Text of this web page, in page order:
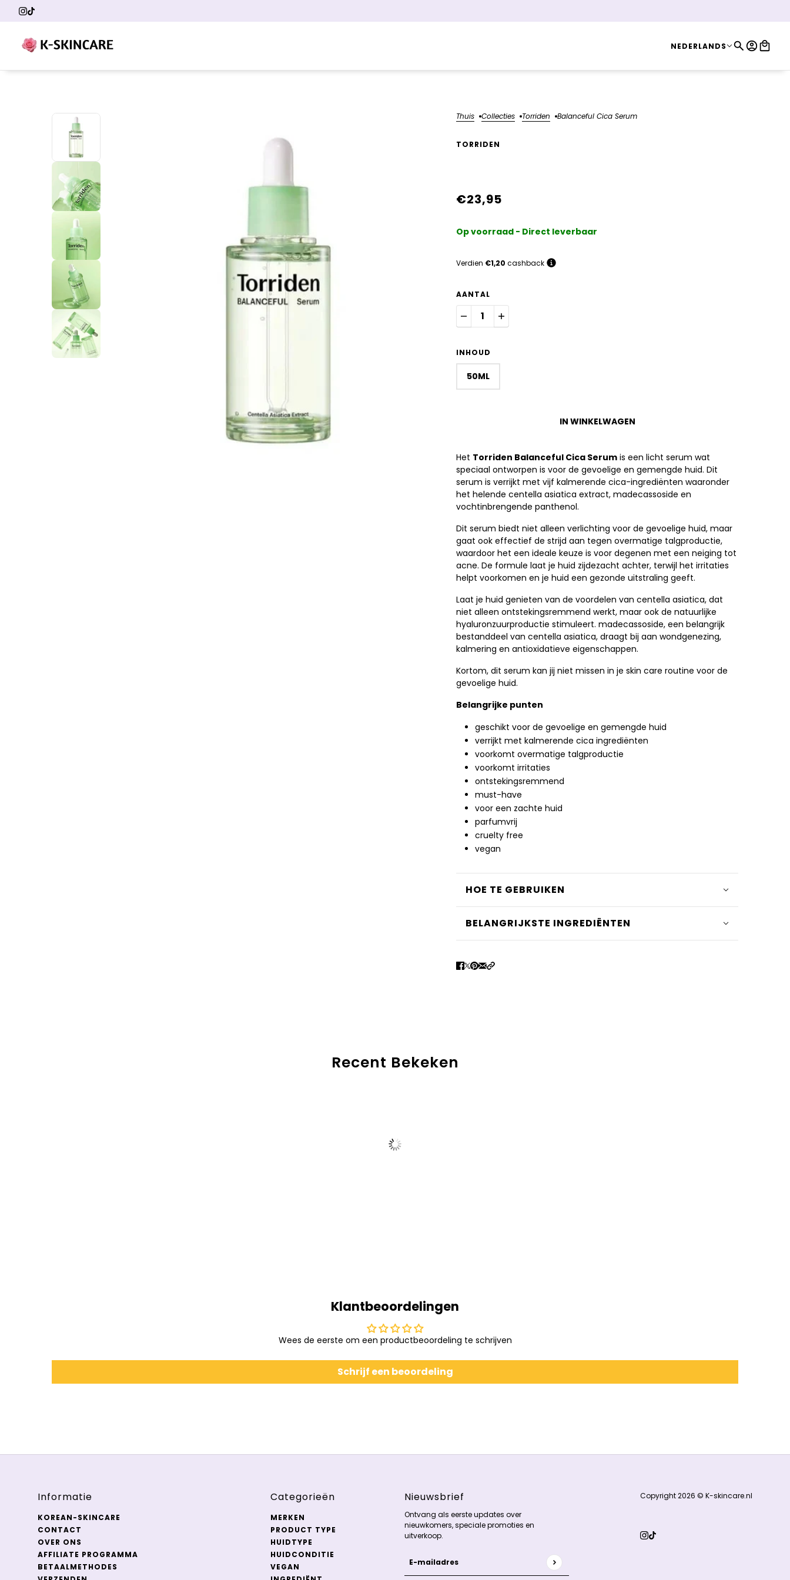
NEDERLANDS
NEDERLANDS
Thuis Collecties Torriden Balanceful Cica Serum
TORRIDEN
€23,95
Op voorraad - Direct leverbaar
Verdien €1,20 cashback
AANTAL
INHOUD
50ML
IN WINKELWAGEN
Het Torriden Balanceful Cica Serum is een licht serum wat
speciaal ontworpen is voor de gevoelige en gemengde huid. Dit
serum is verrijkt met vijf kalmerende cica-ingrediënten waaronder
het helende centella asiatica extract, madecassoside en
vochtinbrengende panthenol.
Dit serum biedt niet alleen verlichting voor de gevoelige huid, maar
gaat ook effectief de strijd aan tegen overmatige talgproductie,
waardoor het een ideale keuze is voor degenen met een neiging tot
acne. De formule laat je huid zijdezacht achter, terwijl het irritaties
helpt voorkomen en je huid een gezonde uitstraling geeft.
Laat je huid genieten van de voordelen van centella asiatica, dat
niet alleen ontstekingsremmend werkt, maar ook de natuurlijke
hyaluronzuurproductie stimuleert. madecassoside, een belangrijk
bestanddeel van centella asiatica, draagt bij aan wondgenezing,
kalmering en antioxidatieve eigenschappen.
Kortom, dit serum kan jij niet missen in je skin care routine voor de
gevoelige huid.
Belangrijke punten
geschikt voor de gevoelige en gemengde huid
verrijkt met kalmerende cica ingrediënten
voorkomt overmatige talgproductie
voorkomt irritaties
ontstekingsremmend
must-have
voor een zachte huid
parfumvrij
cruelty free
vegan
HOE TE GEBRUIKEN
BELANGRIJKSTE INGREDIËNTEN
Recent Bekeken
Klantbeoordelingen
Wees de eerste om een productbeoordeling te schrijven
Schrijf een beoordeling
Informatie
KOREAN-SKINCARE
CONTACT
OVER ONS
AFFILIATE PROGRAMMA
BETAALMETHODES
Categorieën
MERKEN
PRODUCT TYPE
HUIDTYPE
HUIDCONDITIE
VEGAN
Nieuwsbrief
Ontvang als eerste updates over
nieuwkomers, speciale promoties en
uitverkoop.
E-mailadres
Deze site wordt beschermd door hCaptcha en het
Copyright 2026 © K-skincare.nl